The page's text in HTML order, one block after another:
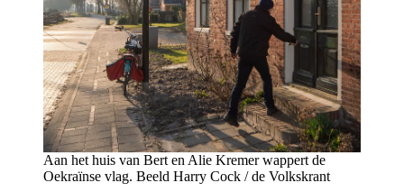
Aan het huis van Bert en Alie Kremer wappert de
Oekraïnse vlag. Beeld Harry Cock / de Volkskrant